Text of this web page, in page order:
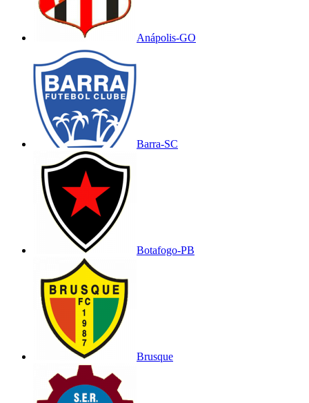
Anápolis-GO
Barra-SC
Botafogo-PB
Brusque